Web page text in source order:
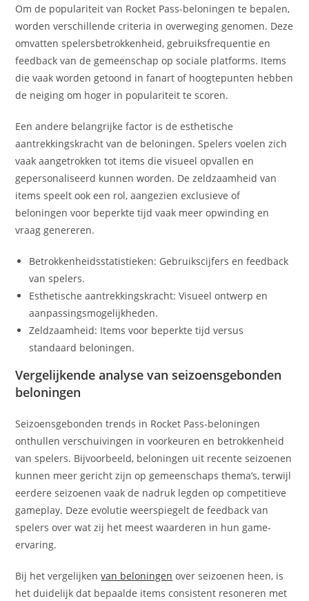
Om de populariteit van Rocket Pass-beloningen te bepalen,
worden verschillende criteria in overweging genomen. Deze
omvatten spelersbetrokkenheid, gebruiksfrequentie en
feedback van de gemeenschap op sociale platforms. Items
die vaak worden getoond in fanart of hoogtepunten hebben
de neiging om hoger in populariteit te scoren.
Een andere belangrijke factor is de esthetische
aantrekkingskracht van de beloningen. Spelers voelen zich
vaak aangetrokken tot items die visueel opvallen en
gepersonaliseerd kunnen worden. De zeldzaamheid van
items speelt ook een rol, aangezien exclusieve of
beloningen voor beperkte tijd vaak meer opwinding en
vraag genereren.
Betrokkenheidsstatistieken: Gebruikscijfers en feedback
van spelers.
Esthetische aantrekkingskracht: Visueel ontwerp en
aanpassingsmogelijkheden.
Zeldzaamheid: Items voor beperkte tijd versus
standaard beloningen.
Vergelijkende analyse van seizoensgebonden
beloningen
Seizoensgebonden trends in Rocket Pass-beloningen
onthullen verschuivingen in voorkeuren en betrokkenheid
van spelers. Bijvoorbeeld, beloningen uit recente seizoenen
kunnen meer gericht zijn op gemeenschaps thema’s, terwijl
eerdere seizoenen vaak de nadruk legden op competitieve
gameplay. Deze evolutie weerspiegelt de feedback van
spelers over wat zij het meest waarderen in hun game-
ervaring.
Bij het vergelijkenvan beloningen over seizoenen heen, is
het duidelijk dat bepaalde items consistent resoneren met